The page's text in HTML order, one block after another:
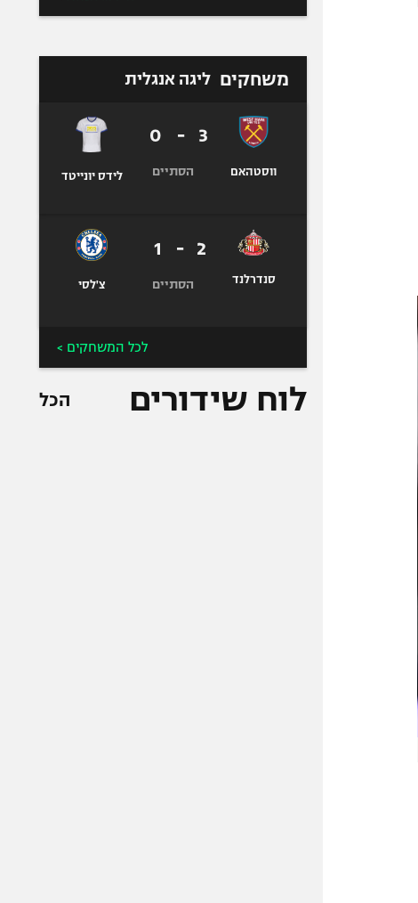
משחקים ליגה אנגלית
ווסטהאם
3
-
0
הסתיים לידס יונייטד
סנדרלנד
2
-
1
הסתיים צ'לסי
לכל המשחקים >
לוח שידורים הכל